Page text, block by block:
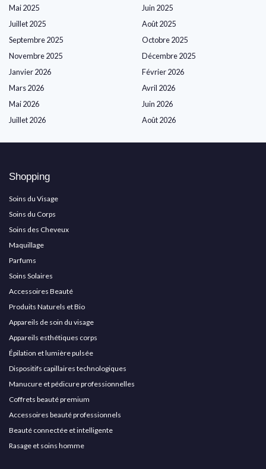
Mai 2025
Juin 2025
Juillet 2025
Août 2025
Septembre 2025
Octobre 2025
Novembre 2025
Décembre 2025
Janvier 2026
Février 2026
Mars 2026
Avril 2026
Mai 2026
Juin 2026
Juillet 2026
Août 2026
Shopping
Soins du Visage
Soins du Corps
Soins des Cheveux
Maquillage
Parfums
Soins Solaires
Accessoires Beauté
Produits Naturels et Bio
Appareils de soin du visage
Appareils esthétiques corps
Épilation et lumière pulsée
Dispositifs capillaires technologiques
Manucure et pédicure professionnelles
Coffrets beauté premium
Accessoires beauté professionnels
Beauté connectée et intelligente
Rasage et soins homme